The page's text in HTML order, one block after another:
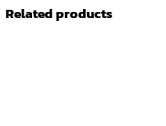
Related products